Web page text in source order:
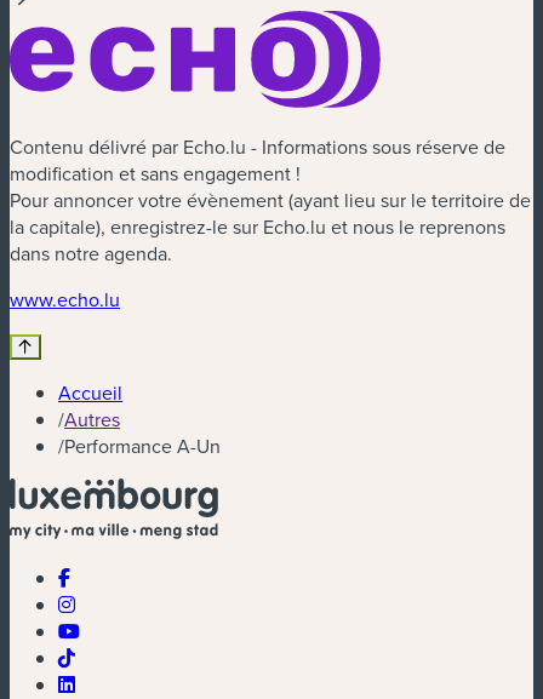
Contenu délivré par Echo.lu - Informations sous réserve de
modification et sans engagement !
Pour annoncer votre évènement (ayant lieu sur le territoire de
la capitale), enregistrez-le sur Echo.lu et nous le reprenons
dans notre agenda.
www.echo.lu
Accueil
/Autres
/Performance A-Un